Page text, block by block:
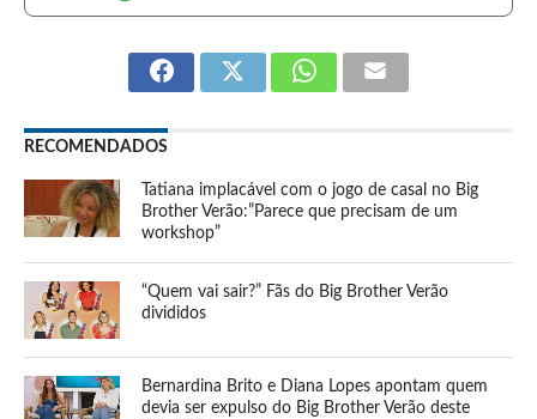
RECOMENDADOS
Tatiana implacável com o jogo de casal no Big
Brother Verão:”Parece que precisam de um
workshop”
“Quem vai sair?” Fãs do Big Brother Verão
divididos
Bernardina Brito e Diana Lopes apontam quem
devia ser expulso do Big Brother Verão deste